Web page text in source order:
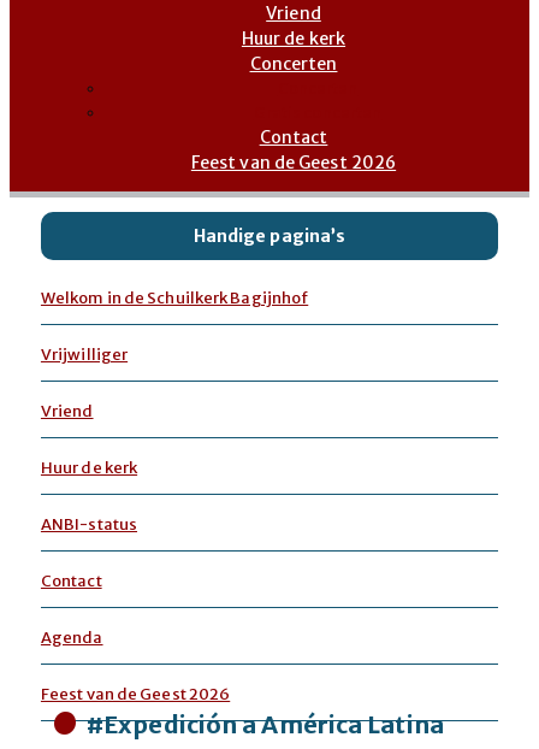
Vriend
Huur de kerk
Concerten
Contact
Feest van de Geest 2026
Handige pagina’s
Welkom in de Schuilkerk Bagijnhof
Vrijwilliger
Vriend
Huur de kerk
ANBI-status
Contact
Agenda
Feest van de Geest 2026
#Expedición a América Latina